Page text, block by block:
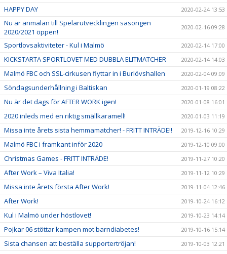
HAPPY DAY 2020-02-24 13:53
Nu är anmälan till Spelarutvecklingen säsongen
2020/2021 öppen!
2020-02-16 09:28
Sportlovsaktiviteter - Kul i Malmö 2020-02-14 17:00
KICKSTARTA SPORTLOVET MED DUBBLA ELITMATCHER 2020-02-14 14:03
Malmö FBC och SSL-cirkusen flyttar in i Burlövshallen 2020-02-04 09:09
Söndagsunderhållning i Baltiskan 2020-01-19 08:22
Nu är det dags för AFTER WORK igen! 2020-01-08 16:01
2020 inleds med en riktig smällkaramell! 2020-01-03 11:19
Missa inte årets sista hemmamatcher! - FRITT INTRÄDE!! 2019-12-16 10:29
Malmö FBC i framkant inför 2020 2019-12-10 09:00
Christmas Games - FRITT INTRÄDE! 2019-11-27 10:20
After Work – Viva Italia! 2019-11-12 10:29
Missa inte årets första After Work! 2019-11-04 12:46
After Work! 2019-10-24 16:12
Kul i Malmö under höstlovet! 2019-10-23 14:14
Pojkar 06 stöttar kampen mot barndiabetes! 2019-10-16 15:14
Sista chansen att beställa supportertröjan! 2019-10-03 12:21